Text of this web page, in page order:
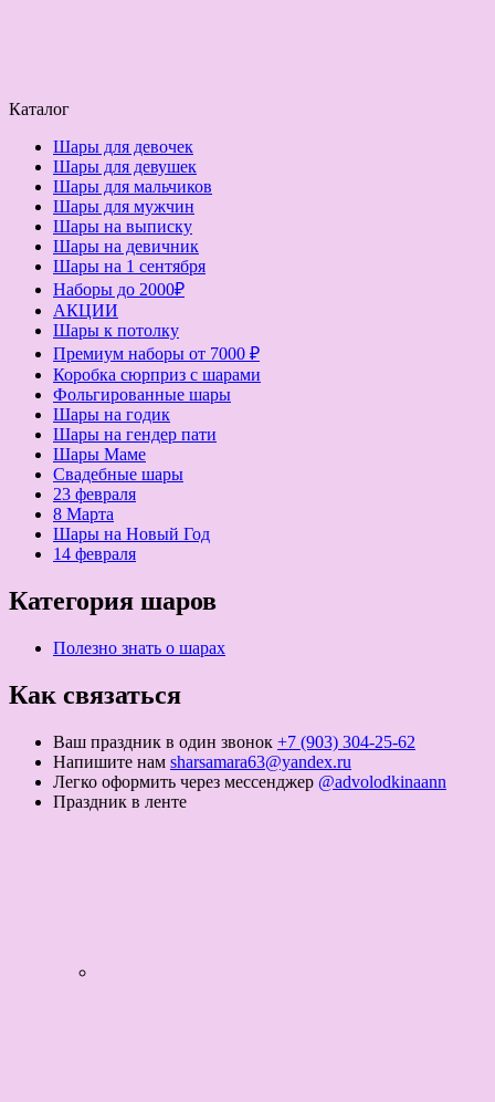
Каталог
Шары для девочек
Шары для девушек
Шары для мальчиков
Шары для мужчин
Шары на выписку
Шары на девичник
Шары на 1 сентября
Наборы до 2000₽
АКЦИИ
Шары к потолку
Премиум наборы от 7000 ₽
Коробка сюрприз с шарами
Фольгированные шары
Шары на годик
Шары на гендер пати
Шары Маме
Свадебные шары
23 февраля
8 Марта
Шары на Новый Год
14 февраля
Категория шаров
Полезно знать о шарах
Как связаться
Ваш праздник в один звонок +7 (903) 304-25-62
Напишите нам sharsamara63@yandex.ru
Легко оформить через мессенджер @advolodkinaann
Праздник в ленте